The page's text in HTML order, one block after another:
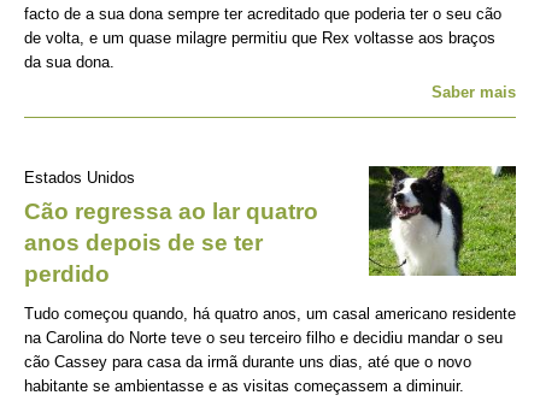
facto de a sua dona sempre ter acreditado que poderia ter o seu cão
de volta, e um quase milagre permitiu que Rex voltasse aos braços
da sua dona.
Saber mais
Estados Unidos
Cão regressa ao lar quatro
anos depois de se ter
perdido
Tudo começou quando, há quatro anos, um casal americano residente
na Carolina do Norte teve o seu terceiro filho e decidiu mandar o seu
cão Cassey para casa da irmã durante uns dias, até que o novo
habitante se ambientasse e as visitas começassem a diminuir.